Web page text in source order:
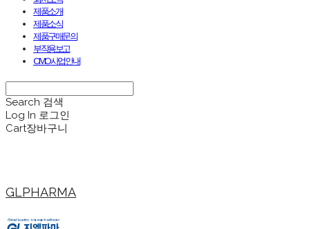
제품소개
제품소식
제품구매문의
부작용보고
CMO사업안내
Search 검색
Log In 로그인
Cart장바구니
GLPHARMA